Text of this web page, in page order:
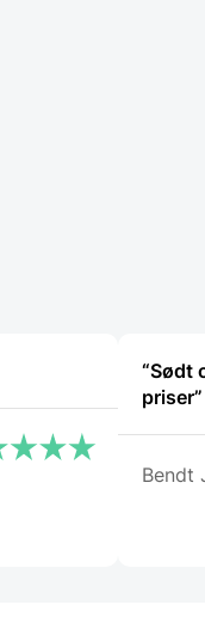
“Sødt
priser”
Bendt